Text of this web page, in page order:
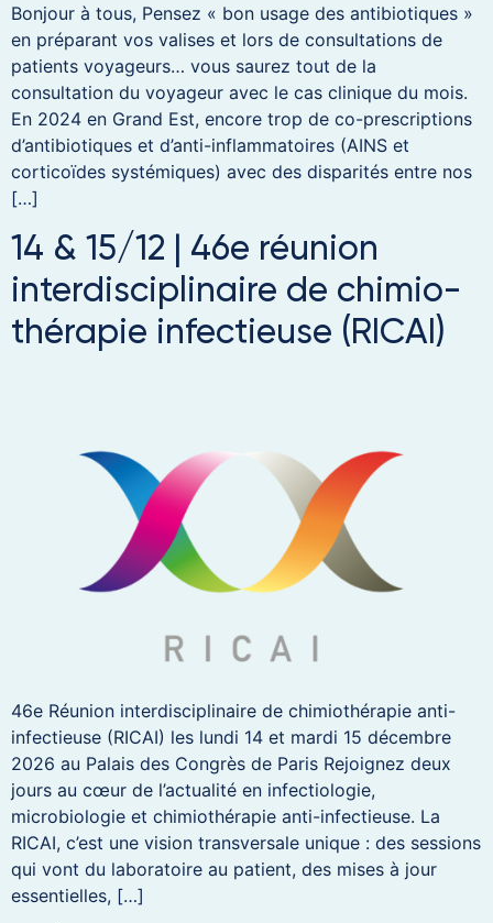
Bonjour à tous, Pensez « bon usage des antibiotiques »
en préparant vos valises et lors de consultations de
patients voyageurs… vous saurez tout de la
consultation du voyageur avec le cas clinique du mois.
En 2024 en Grand Est, encore trop de co-prescriptions
d’antibiotiques et d’anti-inflammatoires (AINS et
corticoïdes systémiques) avec des disparités entre nos
[…]
14 & 15/12 | 46e réunion
interdisciplinaire de chimio-
thérapie infectieuse (RICAI)
46e Réunion interdisciplinaire de chimiothérapie anti-
infectieuse (RICAI) les lundi 14 et mardi 15 décembre
2026 au Palais des Congrès de Paris Rejoignez deux
jours au cœur de l’actualité en infectiologie,
microbiologie et chimiothérapie anti-infectieuse. La
RICAI, c’est une vision transversale unique : des sessions
qui vont du laboratoire au patient, des mises à jour
essentielles, […]